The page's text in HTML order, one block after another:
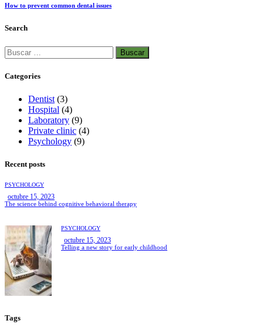
How to prevent common dental issues
Search
Categories
Dentist (3)
Hospital (4)
Laboratory (9)
Private clinic (4)
Psychology (9)
Recent posts
PSYCHOLOGY
octubre 15, 2023
The science behind cognitive behavioral therapy
PSYCHOLOGY
octubre 15, 2023
Telling a new story for early childhood
Tags